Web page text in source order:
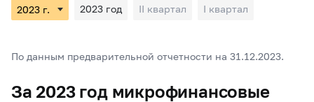
2023 год II квартал I квартал
По данным предварительной отчетности на 31.12.2023.
За 2023 год микрофинансовые